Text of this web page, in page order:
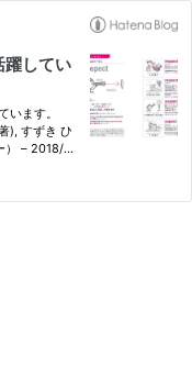
躍してい
います。
), すずき ひ
） – 2018/5/
書です…